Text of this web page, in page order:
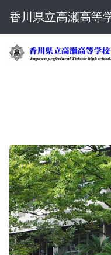
香川県立高瀬高等